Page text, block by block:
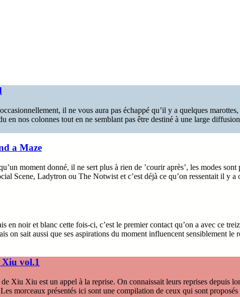
il ne vous aura pas échappé qu’il y a quelques
en nos colonnes tout en ne semblant pas être destiné à une large
a Maze
moment donné, il ne sert plus à rien de ’courir après’, les modes
Scene, Ladytron ou The Notwist et c’est déjà ce qu’on ressentait il y
en noir et blanc cette fois-ci, c’est le premier contact qu’on a avec ce
on sait aussi que ses aspirations du moment influencent sensiblement
vol.1
Xiu Xiu est un appel à la reprise. On connaissait leurs reprises depuis
morceaux présentés ici sont une compilation de ceux qui sont